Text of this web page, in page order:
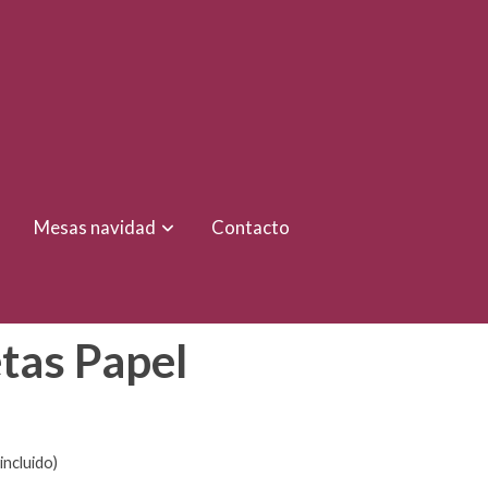
Mesas navidad Contacto
Papel